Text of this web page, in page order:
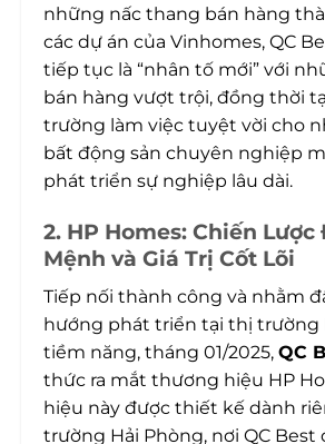
những nấc thang bán hàng
các dự án của Vinhomes, QC
tiếp tục là “nhân tố mới” với
bán hàng vượt trội, đồng thời
trường làm việc tuyệt vời cho
bất động sản chuyên nghiệp
phát triển sự nghiệp lâu dài.
2. HP Homes: Chiến
Mệnh và Giá Trị Cốt Lõi
Tiếp nối thành công và nhằm
hướng phát triển tại thị trường
tiềm năng, tháng 01/2025,QC
thức ra mắt thương hiệu HP
hiệu này được thiết kế dành
trường Hải Phòng, nơi QC Best